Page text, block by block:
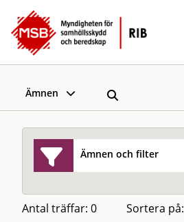
Ämnen
Ämnen och filter
Antal träffar: 0 Sortera på: